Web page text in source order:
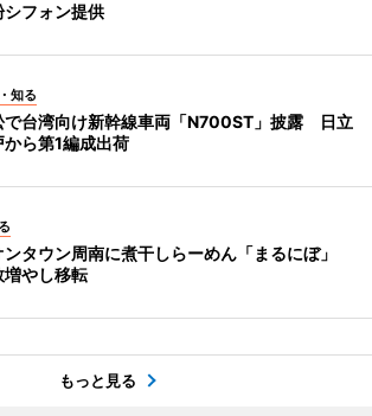
シフォン提供
知る
で台湾向け新幹線車両「N700ST」披露 日立
から第1編成出荷
ンタウン周南に煮干しらーめん「まるにぼ」
増やし移転
もっと見る